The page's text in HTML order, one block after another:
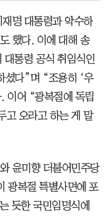
명 대통령과 악수하
했다. 이에 대해 송
대통령 공식 취임식인
셨다”며 “조용히 ‘우
이어 “광복절에 독립
고 오라고 하는 게 말
윤미향 더불어민주당
광복절 특별사면에 포
듯한 국민임명식에